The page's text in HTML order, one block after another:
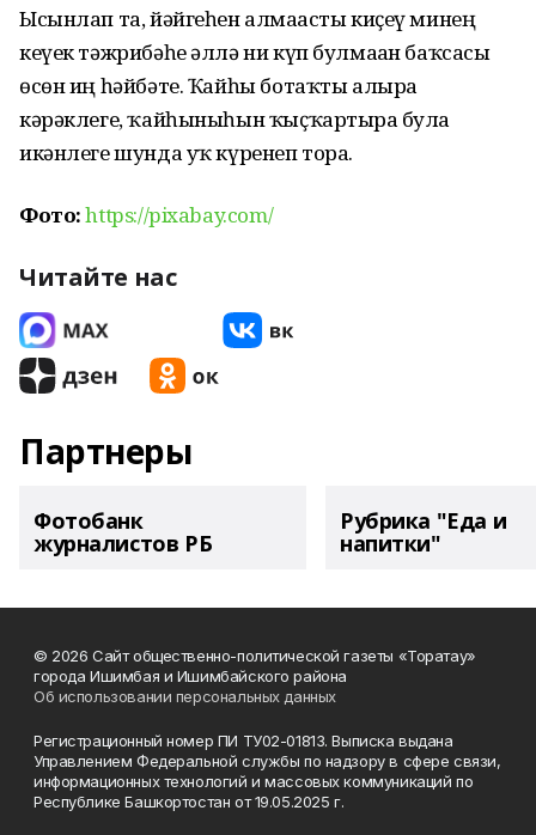
Ысынлап та, йәйгеһен алмағасты киҫеү минең
кеүек тәжрибәһе әллә ни күп булмаған баҡсасы
өсөн иң һәйбәте. Ҡайһы ботаҡты алырға
кәрәклеге, ҡайһыныһын ҡыҫҡартырға була
икәнлеге шунда уҡ күренеп тора.
Фото:https://pixabay.com/
Читайте нас
Партнеры
Фотобанк
журналистов РБ
Рубрика "Еда и
напитки"
© 2026 Сайт общественно-политической газеты «Торатау»
города Ишимбая и Ишимбайского района
Об использовании персональных данных
Регистрационный номер ПИ ТУ02-01813. Выписка выдана
Управлением Федеральной службы по надзору в сфере связи,
информационных технологий и массовых коммуникаций по
Республике Башкортостан от 19.05.2025 г.